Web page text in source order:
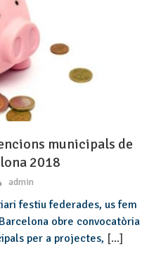
municipals de
2018
admin
festiu federades, us fem
obre convocatòria
per a projectes, [...]